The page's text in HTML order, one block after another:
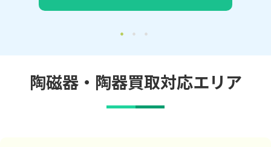
陶磁器・陶器買取対応エリア